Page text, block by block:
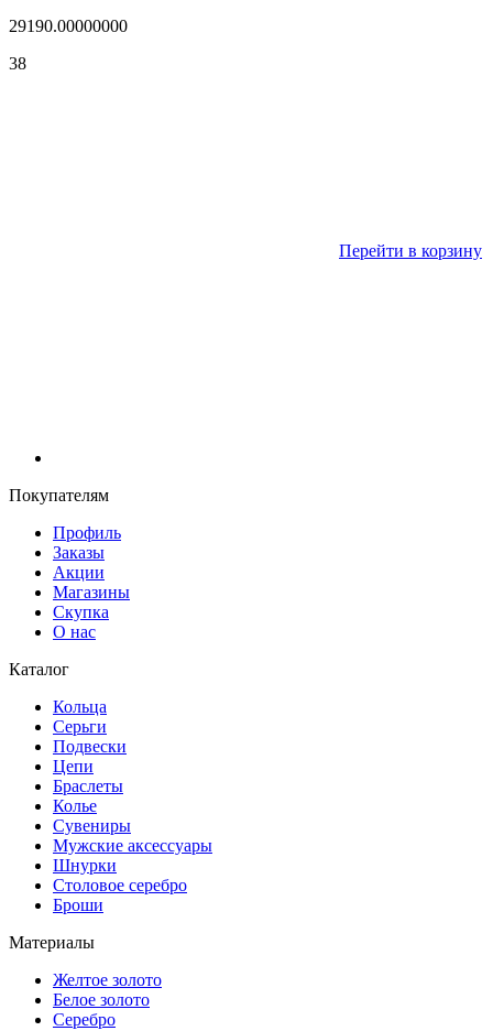
29190.00000000
38
Перейти в корзину
Покупателям
Профиль
Заказы
Акции
Магазины
Скупка
О нас
Каталог
Кольца
Серьги
Подвески
Цепи
Браслеты
Колье
Сувениры
Мужские аксессуары
Шнурки
Столовое серебро
Броши
Материалы
Желтое золото
Белое золото
Серебро